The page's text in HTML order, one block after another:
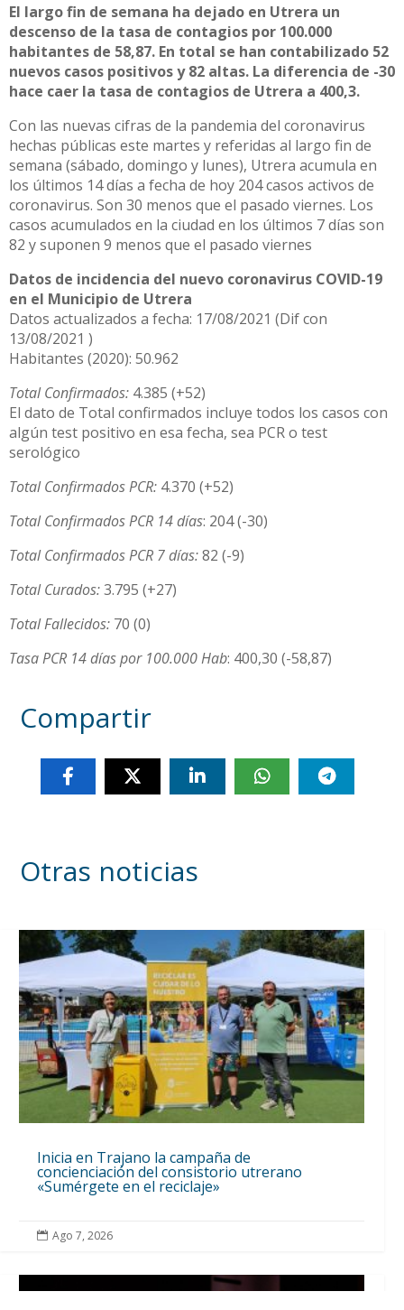
El largo fin de semana ha dejado en Utrera un
descenso de la tasa de contagios por 100.000
habitantes de 58,87. En total se han contabilizado 52
nuevos casos positivos y 82 altas. La diferencia de -30
hace caer la tasa de contagios de Utrera a 400,3.
Con las nuevas cifras de la pandemia del coronavirus
hechas públicas este martes y referidas al largo fin de
semana (sábado, domingo y lunes), Utrera acumula en
los últimos 14 días a fecha de hoy 204 casos activos de
coronavirus. Son 30 menos que el pasado viernes. Los
casos acumulados en la ciudad en los últimos 7 días son
82 y suponen 9 menos que el pasado viernes
Datos de incidencia del nuevo coronavirus COVID-19
en el Municipio de Utrera
Datos actualizados a fecha: 17/08/2021 (Dif con
13/08/2021 )
Habitantes (2020): 50.962
Total Confirmados: 4.385 (+52)
El dato de Total confirmados incluye todos los casos con
algún test positivo en esa fecha, sea PCR o test
serológico
Total Confirmados PCR: 4.370 (+52)
Total Confirmados PCR 14 días: 204 (-30)
Total Confirmados PCR 7 días:82 (-9)
Total Curados:3.795 (+27)
Total Fallecidos: 70 (0)
Tasa PCR 14 días por 100.000 Hab: 400,30 (-58,87)
Compartir
Otras noticias
Inicia en Trajano la campaña de
concienciación del consistorio utrerano
«Sumérgete en el reciclaje»
 Ago 7, 2026